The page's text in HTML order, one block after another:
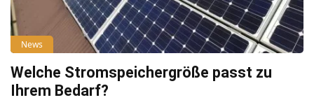
News
Welche Stromspeichergröße passt zu
Ihrem Bedarf?